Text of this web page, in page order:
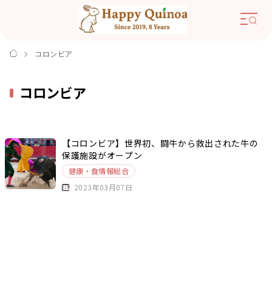
コロンビア
コロンビア
【コロンビア】世界初、闘牛から救出された牛の
保護施設がオープン
健康・食情報総合
2023年03月07日